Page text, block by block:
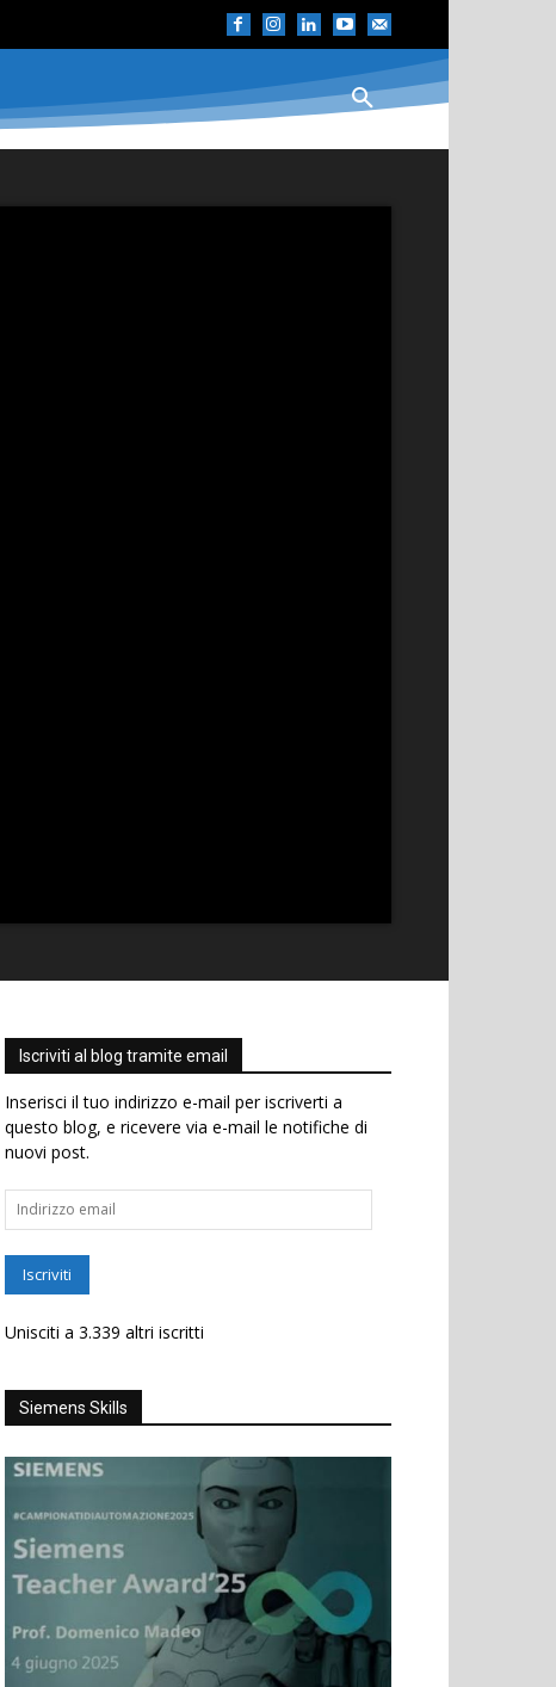
Iscriviti al blog tramite email
Inserisci il tuo indirizzo e-mail per iscriverti a
questo blog, e ricevere via e-mail le notifiche di
nuovi post.
Indirizzo
email
Iscriviti
Unisciti a 3.339 altri iscritti
Siemens Skills